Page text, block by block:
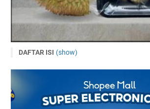
DAFTAR ISI (show)
1. Jenis Varietas Durian
2. Ukuran dan Usia Tanaman